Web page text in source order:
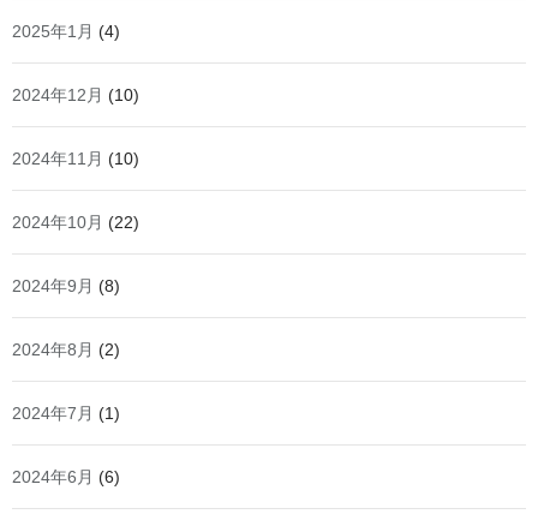
2025年1月 (4)
2024年12月 (10)
2024年11月 (10)
2024年10月 (22)
2024年9月 (8)
2024年8月 (2)
2024年7月 (1)
2024年6月 (6)